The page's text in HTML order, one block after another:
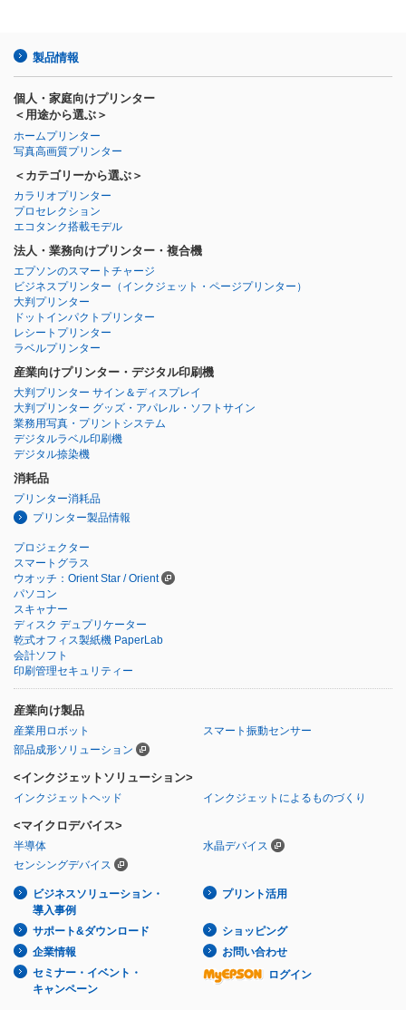
製品情報
個人・家庭向けプリンター
＜用途から選ぶ＞
ホームプリンター
写真高画質プリンター
＜カテゴリーから選ぶ＞
カラリオプリンター
プロセレクション
エコタンク搭載モデル
法人・業務向けプリンター・複合機
エプソンのスマートチャージ
ビジネスプリンター （インクジェット・ページプリンター）
大判プリンター
ドットインパクトプリンター
レシートプリンター
ラベルプリンター
産業向けプリンター・デジタル印刷機
大判プリンター サイン＆ディスプレイ
大判プリンター グッズ・アパレル・ソフトサイン
業務用写真・プリントシステム
デジタルラベル印刷機
デジタル捺染機
消耗品
プリンター消耗品
プリンター製品情報
プロジェクター
スマートグラス
ウオッチ：Orient Star / Orient
パソコン
スキャナー
ディスク デュプリケーター
乾式オフィス製紙機 PaperLab
会計ソフト
印刷管理セキュリティー
産業向け製品
産業用ロボット
スマート振動センサー
部品成形ソリューション
<インクジェットソリューション>
インクジェットヘッド インクジェットによるものづくり
<マイクロデバイス>
半導体
水晶デバイス
センシングデバイス
ビジネスソリューション・
導入事例
プリント活用
サポート&ダウンロード
ショッピング
企業情報
お問い合わせ
セミナー・イベント・
キャンペーン
ログイン